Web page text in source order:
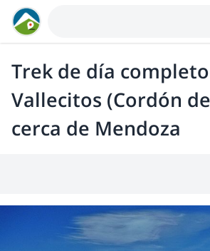
Trek de día
Vallecitos (Cordón
cerca de Mendoza